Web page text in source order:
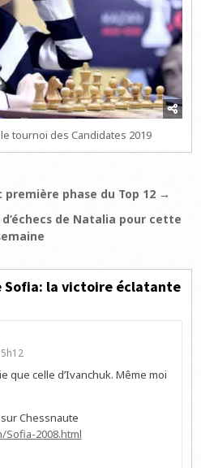
tournoi des Candidates 2019
première phase du Top 12 →
de Natalia pour cette
Sofia: la victoire éclatante
que celle d’Ivanchuk. Même moi
Chessnaute
2008.html